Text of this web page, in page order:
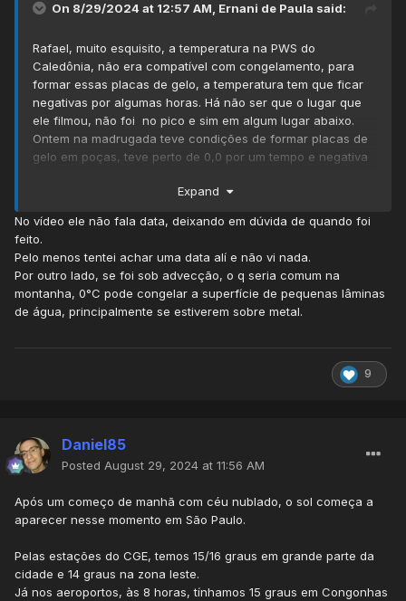
On 8/29/2024 at 12:57 AM, Ernani de Paula said:
Rafael, muito esquisito, a temperatura na PWS do
Caledônia, não era compatível com congelamento, para
formar essas placas de gelo, a temperatura tem que ficar
negativas por algumas horas. Há não ser que o lugar que
ele filmou, não foi no pico e sim em algum lugar abaixo.
Ontem na madrugada teve condições de formar placas de
gelo em poças, teve perto de 0,0 por um tempo e negativa
Atmosfera mais estável nessa noite na região do Vale dos
Expand
No vídeo ele não fala data, deixando em dúvida de quando foi
feito.
Pelo menos tentei achar uma data alí e não vi nada.
Por outro lado, se foi sob advecção, o q seria comum na
montanha, 0°C pode congelar a superfície de pequenas lâminas
de água, principalmente se estiverem sobre metal.
9
Daniel85
Posted August 29, 2024 at 11:56 AM
Após um começo de manhã com céu nublado, o sol começa a
aparecer nesse momento em São Paulo.
Pelas estações do CGE, temos 15/16 graus em grande parte da
cidade e 14 graus na zona leste.
Já nos aeroportos, às 8 horas, tínhamos 15 graus em Congonhas